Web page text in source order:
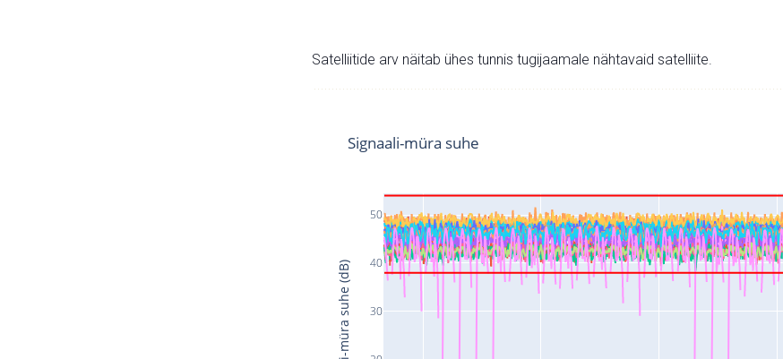
Satelliitide arv näitab ühes tunnis tugijaamale nähtavaid satelliite.
30
40
50
Signaali-müra suhe